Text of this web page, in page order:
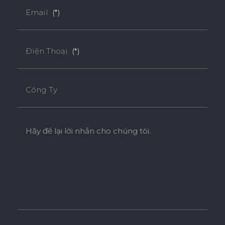
Email (*)
Điện Thoại (*)
Công Ty
Hãy để lại lời nhắn cho chúng tôi.